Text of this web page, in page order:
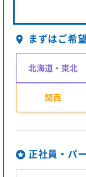
まずはご希
北海道・東北
関西
正社員・パ